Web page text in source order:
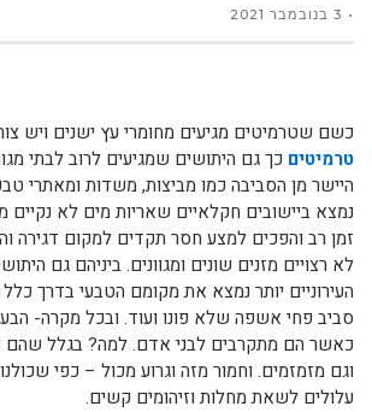
3 בנובמבר 2021
כשם שטרמיטים מגיעים מחומרי עץ ישנים ויש
טרמיטים כך גם היתושים שמגיעים לרוב לבתי
היישר מן הסביבה כמו מביצות, משדות ומאתרי
נמצא ביישובים חקלאיים שאריות מים לא
זמן רב והפכים למצע חסר תקדים למקום דגירה
לא רצויים מזנים שונים ומגוונים. ביניהם גם
העירוניים יותר נמצא את מקומם הטבעי בדרך
סביב פחי אשפה שלא פונו ועוד. ובכל מקרה-
כאשר הם מתקרבים לבני אדם. למה? בגלל שהם
וגם מזמזמים. וחמור מזה וגרוע מכול – כפי
עלולים לשאת מחלות וזיהומים קשים.